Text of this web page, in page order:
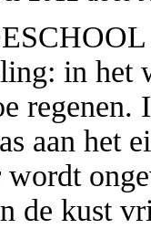
in het
regenen.
aan het
de kust